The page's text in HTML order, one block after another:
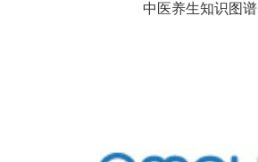
中医养生知识图谱